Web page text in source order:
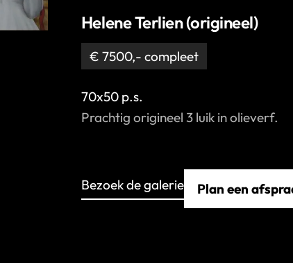
Helene Terlien (origineel)
€ 7500,- compleet
70x50 p.s.
Prachtig origineel 3 luik in olieverf.
Bezoek de galerie Plan een